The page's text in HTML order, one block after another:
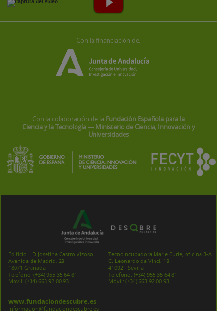
Con la financiación de:
Con la colaboración de la Fundación Española para la
Ciencia y la Tecnología — Ministerio de Ciencia, Innovación y
Universidades
Edificio I+D Josefina Castro Vizoso
Avenida de Madrid, 28
18071 Granada
Teléfono: (+34) 955 35 64 81
Móvil: (+34) 663 92 00 93
Tecnoincubadora Marie Curie, oficina 3-A
C. Leonardo da Vinci, 18
41092 - Sevilla
Teléfono: (+34) 955 35 64 81
Móvil: (+34) 663 92 00 93
www.fundaciondescubre.es
informacion@fundaciondescubre.es